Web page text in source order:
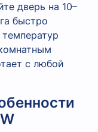
дверь на 10–
быстро
с любой